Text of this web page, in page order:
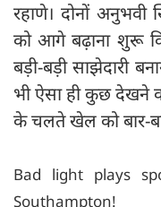
रहाणे। दोनों अनुभवी
को आगे बढ़ाना शुरू
बड़ी-बड़ी साझेदारी
भी ऐसा ही कुछ देखने
के चलते खेल को बार-
Bad light plays
Southampton!